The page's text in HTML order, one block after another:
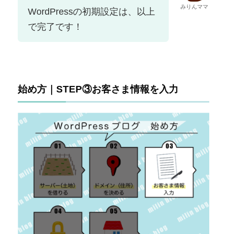
WordPressの初期設定は、以上
で完了です！
みりんママ
始め方｜STEP③お客さま情報を入力